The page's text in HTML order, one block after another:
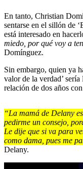
En tanto, Christian
sentarse en el sillón de
está interesado en
miedo, por qué voy a
Domínguez.
Sin embargo, quien ya
valor de la verdad’
relación de dos años
“La mamá de Delany
pedirme un consejo,
Le dije que si va para
como dama, pues me
Delany.